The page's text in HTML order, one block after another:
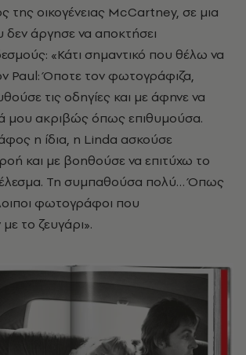
οικογένειας McCartney, σε μια
δεν άργησε να αποκτήσει
«Κάτι σημαντικό που θέλω να
Paul: Όποτε τον φωτογράφιζα,
τις οδηγίες και με άφηνε να
μου ακριβώς όπως επιθυμούσα.
η ίδια, η Linda ασκούσε
και με βοηθούσε να επιτύχω το
Τη συμπαθούσα πολύ… Όπως
φωτογράφοι που
το ζευγάρι».